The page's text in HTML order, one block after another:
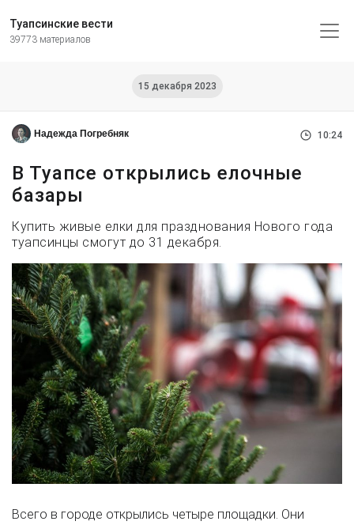
Туапсинские вести
39773 материалов
15 декабря 2023
Надежда Погребняк 10:24
В Туапсе открылись елочные
базары
Купить живые елки для празднования Нового года
туапсинцы смогут до 31 декабря.
Всего в городе открылись четыре площадки. Они